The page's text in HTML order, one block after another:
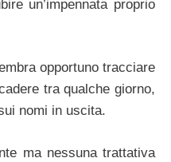
un’impennata proprio
opportuno tracciare
tra qualche giorno,
nomi in uscita.
ma nessuna trattativa